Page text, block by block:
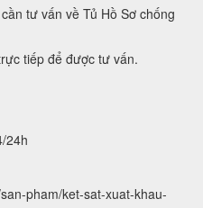
tư vấn về Tủ Hồ Sơ chống
tiếp để được tư vấn.
24h
pham/ket-sat-xuat-khau-